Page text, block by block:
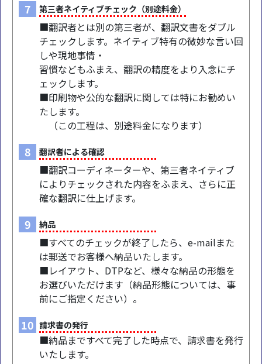
7 第三者ネイティブチェック（別途料金）
■翻訳者とは別の第三者が、翻訳文書をダブル
チェックします。ネイティブ特有の微妙な言い回
しや現地事情・
習慣などもふまえ、翻訳の精度をより入念にチ
ェックします。
■印刷物や公的な翻訳に関しては特にお勧めい
たします。
（この工程は、別途料金になります）
8 翻訳者による確認
■翻訳コーディネーターや、第三者ネイティブ
によりチェックされた内容をふまえ、さらに正
確な翻訳に仕上げます。
9 納品
■すべてのチェックが終了したら、e-mailまた
は郵送でお客様へ納品いたします。
■レイアウト、DTPなど、様々な納品の形態を
お選びいただけます（納品形態については、事
前にご指定ください）。
10 請求書の発行
■納品まですべて完了した時点で、請求書を発行
いたします。